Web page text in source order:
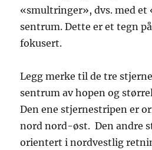
«smultringer», dvs. med et
sentrum. Dette er et tegn
fokusert.
Legg merke til de tre
sentrum av hopen og
Den ene stjernestripen er
nord nord-øst. Den andre
orientert i nordvestlig